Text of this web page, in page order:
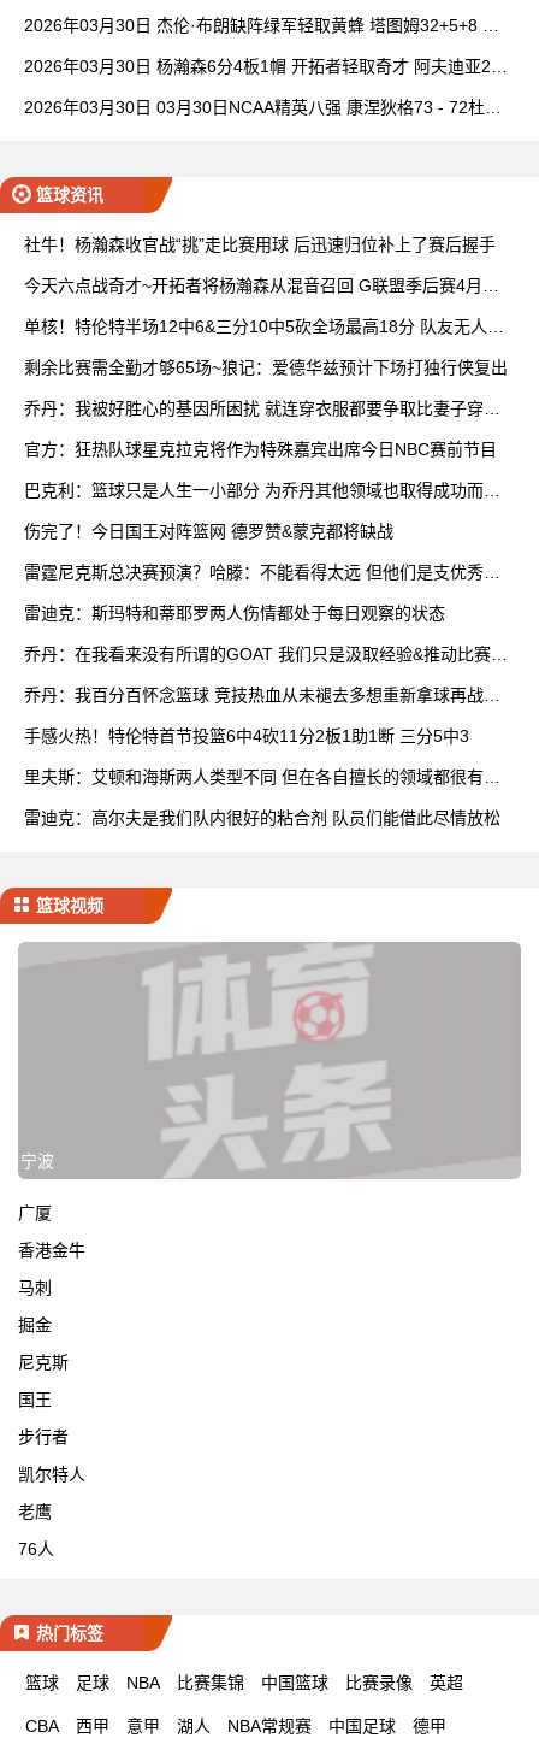
2026年03月30日 杰伦·布朗缺阵绿军轻取黄蜂 塔图姆32+5+8 普
2026年03月30日 杨瀚森6分4板1帽 开拓者轻取奇才 阿夫迪亚20+
2026年03月30日 03月30日NCAA精英八强 康涅狄格73 - 72杜克
篮球资讯
社牛！杨瀚森收官战“挑”走比赛用球 后迅速归位补上了赛后握手
今天六点战奇才~开拓者将杨瀚森从混音召回 G联盟季后赛4月开
单核！特伦特半场12中6&三分10中5砍全场最高18分 队友无人上
剩余比赛需全勤才够65场~狼记：爱德华兹预计下场打独行侠复出
乔丹：我被好胜心的基因所困扰 就连穿衣服都要争取比妻子穿得
官方：狂热队球星克拉克将作为特殊嘉宾出席今日NBC赛前节目
巴克利：篮球只是人生一小部分 为乔丹其他领域也取得成功而自
伤完了！今日国王对阵篮网 德罗赞&蒙克都将缺战
雷霆尼克斯总决赛预演？哈滕：不能看得太远 但他们是支优秀球
雷迪克：斯玛特和蒂耶罗两人伤情都处于每日观察的状态
乔丹：在我看来没有所谓的GOAT 我们只是汲取经验&推动比赛发
乔丹：我百分百怀念篮球 竞技热血从未褪去多想重新拿球再战一
手感火热！特伦特首节投篮6中4砍11分2板1助1断 三分5中3
里夫斯：艾顿和海斯两人类型不同 但在各自擅长的领域都很有效
雷迪克：高尔夫是我们队内很好的粘合剂 队员们能借此尽情放松
篮球视频
宁波
广厦
香港金牛
马刺
掘金
尼克斯
国王
步行者
凯尔特人
老鹰
76人
热门标签
篮球 足球 NBA 比赛集锦 中国篮球 比赛录像 英超
CBA 西甲 意甲 湖人 NBA常规赛 中国足球 德甲